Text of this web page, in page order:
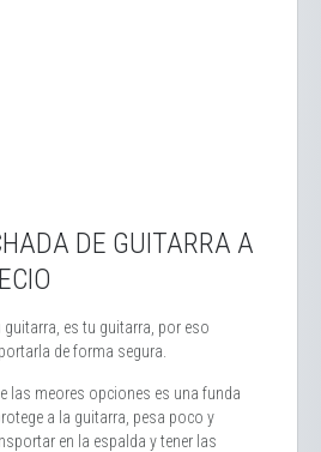
DE GUITARRA A
guitarra, es tu guitarra, por eso
de forma segura.
las meores opciones es una funda
a la guitarra, pesa poco y
en la espalda y tener las